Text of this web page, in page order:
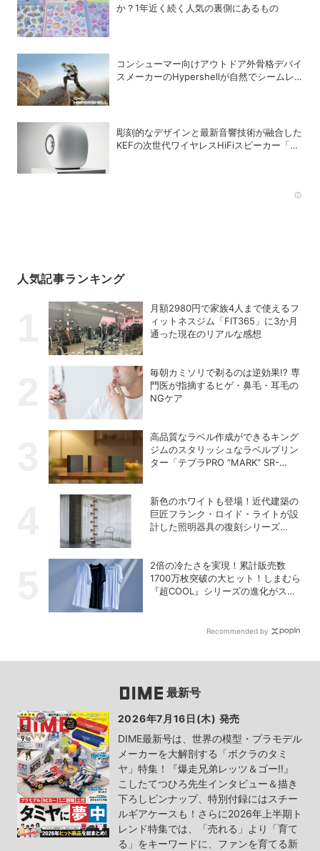
か？1年近く続く人気の裏側にあるもの
コンシューマー向けアウトドア外骨格デバイ
スメーカーのHypershellが自然でシームレ
彫刻的なデザインと最新音響技術が融合した
KEFの次世代ワイヤレスHiFiスピーカー「LS
人気記事ランキング
月額2980円で家族4人まで使えるフ
ィットネスジム「FIT365」に3か月
通った現在のリアルな感想
毎朝カミソリで剃るのは逆効果!? 専
門医が指摘するヒゲ・鼻毛・耳毛の
NGケア
高品質なラベル作成ができるキング
ジムのスタリッシュなラベルプリン
ター「テプラPRO “MARK” SR-
新色のホワイトも登場！近代建築の
巨匠フランク・ロイド・ライトが設
計した照明器具の復刻シリーズ
2倍の冷たさを実現！累計販売数
1700万枚突破の大ヒット！しまむら
『超COOL』シリーズの進化がスゴ
Recommended by
最新号
2026年7月16日(木) 発売
DIME最新号は、世界の模型・プラモデル
メーカーを大解剖する「ボクラのタミ
ヤ」特集！『爆走兄弟レッツ＆ゴー!!』
こしたてつひろ先生インタビュー＆描き
下ろしピンナップ、特別付録にはスチー
ルギアケースも！さらに2026年上半期ト
レンド特集では、「売れる」より「育て
る」をキーワードに、ファンを育てる新